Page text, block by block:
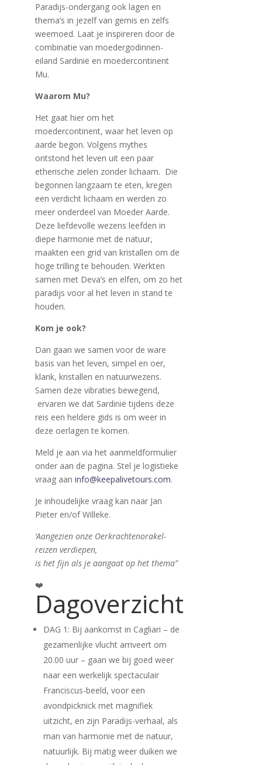
Paradijs-ondergang ook lagen en
thema’s in jezelf van gemis en zelfs
weemoed. Laat je inspireren door de
combinatie van moedergodinnen-
eiland Sardinië en moedercontinent
Mu.
Waarom Mu?
Het gaat hier om het
moedercontinent, waar het leven op
aarde begon. Volgens mythes
ontstond het leven uit een paar
etherische zielen zonder lichaam. Die
begonnen langzaam te eten, kregen
een verdicht lichaam en werden zo
meer onderdeel van Moeder Aarde.
Deze liefdevolle wezens leefden in
diepe harmonie met de natuur,
maakten een grid van kristallen om de
hoge trilling te behouden. Werkten
samen met Deva’s en elfen, om zo het
paradijs voor al het leven in stand te
houden.
Kom je ook?
Dan gaan we samen voor de ware
basis van het leven, simpel en oer,
klank, kristallen en natuurwezens.
Samen deze vibraties bewegend,
ervaren we dat Sardinië tijdens deze
reis een heldere gids is om weer in
deze oerlagen te komen.
Meld je aan via het aanmeldformulier
onder aan de pagina. Stel je logistieke
vraag aan info@keepalivetours.com.
Je inhoudelijke vraag kan naar Jan
Pieter en/of Willeke.
‘Aangezien onze Oerkrachtenorakel-
reizen verdiepen,
is het fijn als je aangaat op het thema”
❤️
Dagoverzicht
DAG 1: Bij aankomst in Cagliari – de
gezamenlijke vlucht arriveert om
20.00 uur – gaan we bij goed weer
naar een werkelijk spectaculair
Franciscus-beeld, voor een
avondpicknick met magnifiek
uitzicht, en zijn Paradijs-verhaal, als
man van harmonie met de natuur,
natuurlijk. Bij matig weer duiken we